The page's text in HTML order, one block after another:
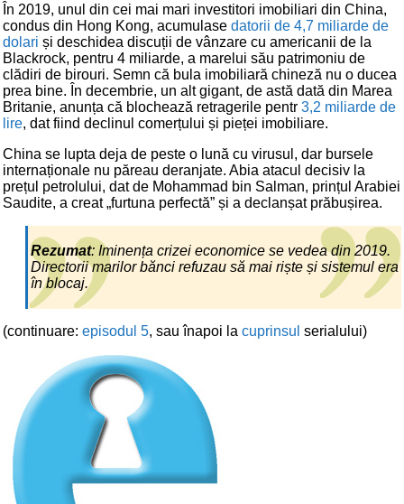
În 2019, unul din cei mai mari investitori imobiliari din China,
condus din Hong Kong, acumulase datorii de 4,7 miliarde de
dolari și deschidea discuții de vânzare cu americanii de la
Blackrock, pentru 4 miliarde, a marelui său patrimoniu de
clădiri de birouri. Semn că bula imobiliară chineză nu o ducea
prea bine. În decembrie, un alt gigant, de astă dată din Marea
Britanie, anunța că blochează retragerile pentr 3,2 miliarde de
lire, dat fiind declinul comerțului și pieței imobiliare.
China se lupta deja de peste o lună cu virusul, dar bursele
internaționale nu păreau deranjate. Abia atacul decisiv la
prețul petrolului, dat de Mohammad bin Salman, prințul Arabiei
Saudite, a creat „furtuna perfectă” și a declanșat prăbușirea.
Rezumat: Iminența crizei economice se vedea din 2019.
Directorii marilor bănci refuzau să mai riște și sistemul era
în blocaj.
(continuare: episodul 5, sau înapoi la cuprinsul serialului)